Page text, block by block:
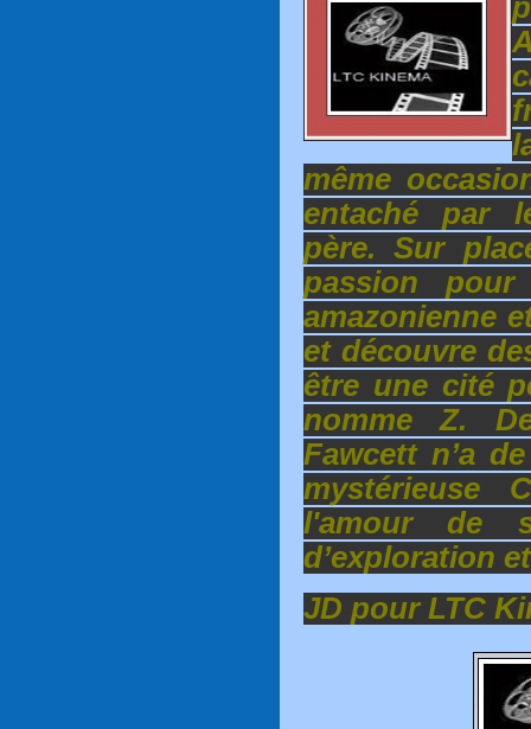
même
entaché par
père. Sur
passion pour
amazonienne
et découvre
être une cité
nomme Z.
Fawcett n’a
mystérieuse
l'amour de
d’exploration
JD pour LTC